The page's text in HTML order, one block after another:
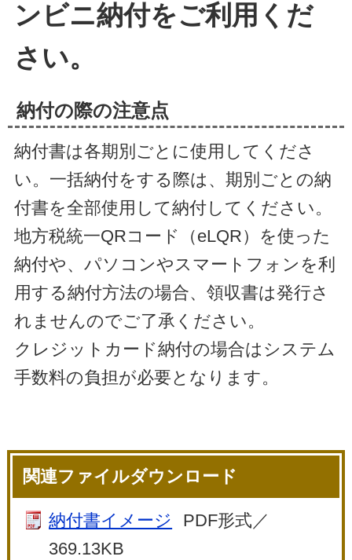
ンビニ納付をご利用くだ
さい。
納付の際の注意点
納付書は各期別ごとに使用してくださ
い。一括納付をする際は、期別ごとの納
付書を全部使用して納付してください。
地方税統一QRコード（eLQR）を使った
納付や、パソコンやスマートフォンを利
用する納付方法の場合、領収書は発行さ
れませんのでご了承ください。
クレジットカード納付の場合はシステム
手数料の負担が必要となります。
関連ファイルダウンロード
納付書イメージ
PDF形式／
369.13KB